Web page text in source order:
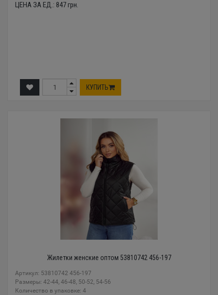
ЦЕНА ЗА ЕД.: 847грн.
КУПИТЬ
Жилетки женские оптом 53810742 456-197
Артикул: 53810742 456-197
Размеры: 42-44, 46-48, 50-52, 54-56
Количество в упаковке: 4